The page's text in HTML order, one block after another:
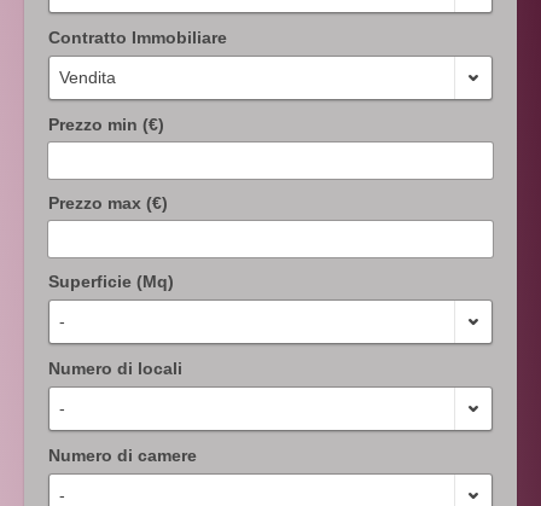
Contratto Immobiliare
Vendita
Prezzo min (€)
Prezzo max (€)
Superficie (Mq)
-
Numero di locali
-
Numero di camere
-